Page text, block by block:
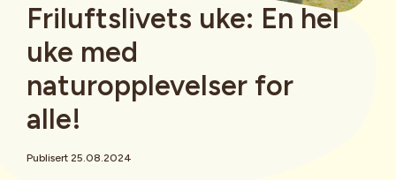
Friluftslivets uke: En hel
uke med
naturopplevelser for
alle!
Publisert 25.08.2024